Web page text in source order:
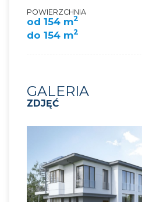
POWIERZCHNIA
od 154 m2
do 154 m2
GALERIA
ZDJĘĆ